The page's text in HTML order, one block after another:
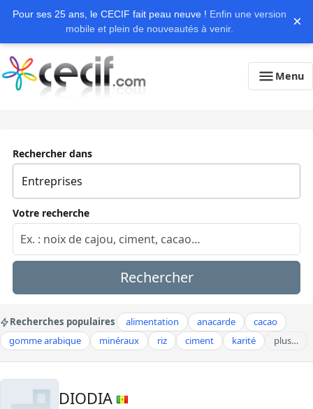
Pour ses 25 ans, le CECIF fait peau neuve ! Enfin une version
mobile et plein de nouveautés à venir.
×
Menu
Rechercher dans
Votre recherche
Rechercher
Recherches populaires alimentation anacarde
cacao
gomme arabique
minéraux riz ciment karité plus…
DIODIA